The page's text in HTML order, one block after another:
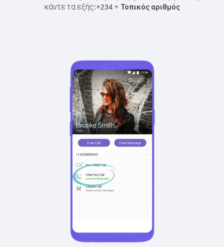
κάντε τα εξής:+234+ Τοπικός αριθμός